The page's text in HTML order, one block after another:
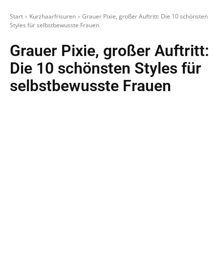
Start Kurzhaarfrisuren
Grauer Pixie, großer Auftritt: Die 10 schönsten
Styles für selbstbewusste Frauen
Grauer Pixie, großer Auftritt:
Die 10 schönsten Styles für
selbstbewusste Frauen